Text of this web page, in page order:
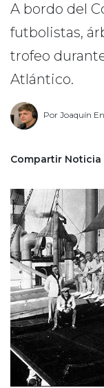
A bordo del
futbolistas,
trofeo
Atlántico.
Por Joaquín
Compartir Noticia